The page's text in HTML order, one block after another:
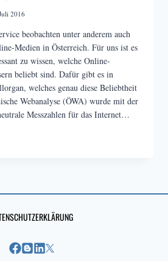
2016
beobachten unter anderem auch
Medien in Österreich. Für uns ist es
zu wissen, welche Online-
beliebt sind. Dafür gibt es in
welches genau diese Beliebtheit
Webanalyse (ÖWA) wurde mit der
Messzahlen für das Internet…